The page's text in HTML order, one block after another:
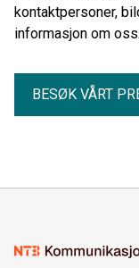
kontaktpersoner,
informasjon om oss.
BESØK VÅRT